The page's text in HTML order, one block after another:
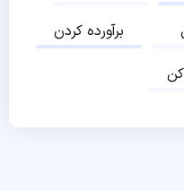
برآورده کردن